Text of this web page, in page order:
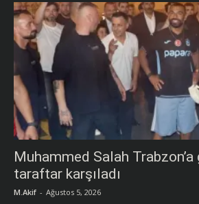
Muhammed Salah
taraftar karşıladı
M.Akif - Ağustos 5, 2026